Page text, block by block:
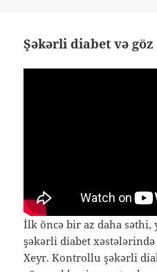
Şəkərli diabet və
İlk öncə bir az daha
şəkərli diabet
Xeyr. Kontrollu şəkərli